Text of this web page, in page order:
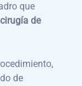
que
cirugía de
de